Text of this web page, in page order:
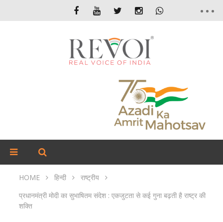
HOME हिन्दी
राष्ट्रीय
प्रधानमंत्री मोदी का सुभाषितम संदेश : एकजुटता से कई गुना बढ़ती है राष्ट्र की
शक्ति